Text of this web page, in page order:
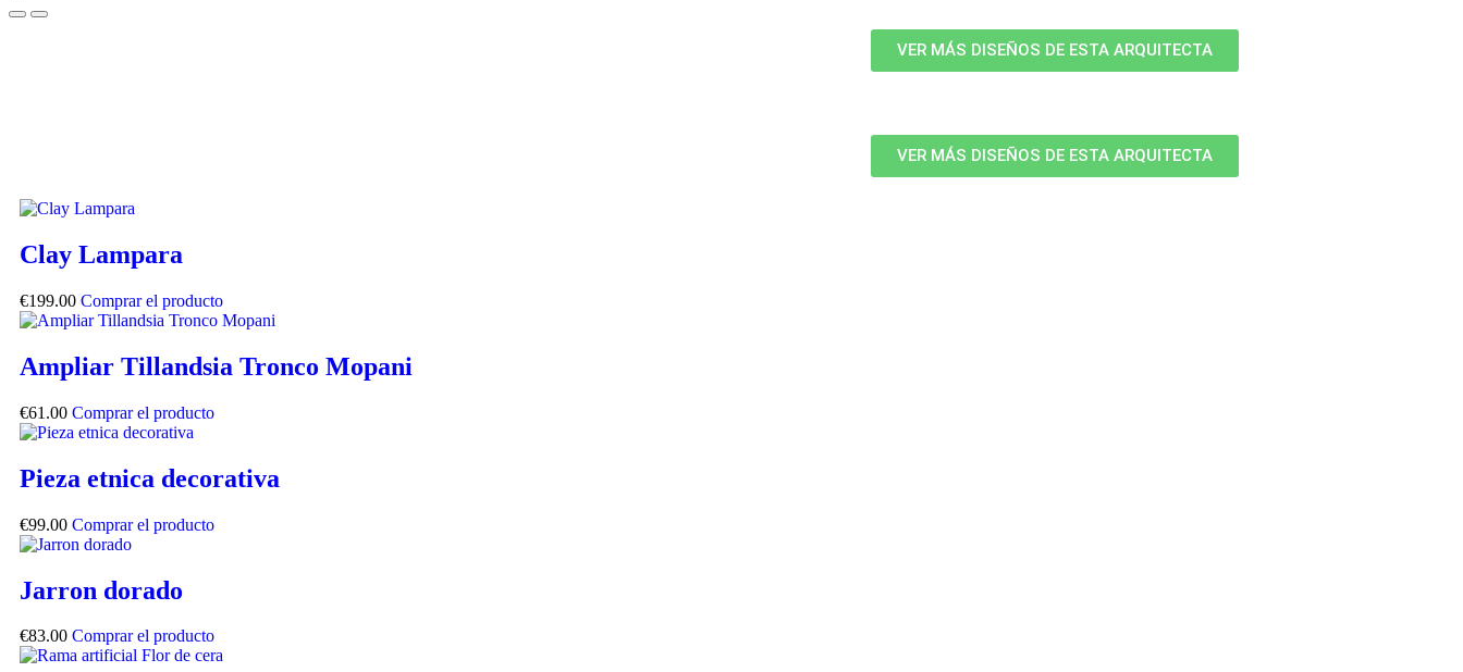
VER MÁS DISEÑOS DE ESTA ARQUITECTA
VER MÁS DISEÑOS DE ESTA ARQUITECTA
Clay Lampara
€199.00 Comprar el producto
Ampliar Tillandsia Tronco Mopani
€61.00 Comprar el producto
Pieza etnica decorativa
€99.00 Comprar el producto
Jarron dorado
€83.00 Comprar el producto